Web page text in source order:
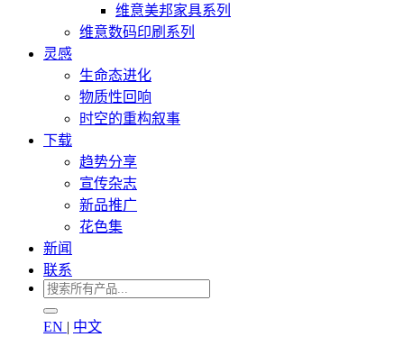
维意美邦家具系列
维意数码印刷系列
灵感
生命态进化
物质性回响
时空的重构叙事
下载
趋势分享
宣传杂志
新品推广
花色集
新闻
联系
EN | 中文